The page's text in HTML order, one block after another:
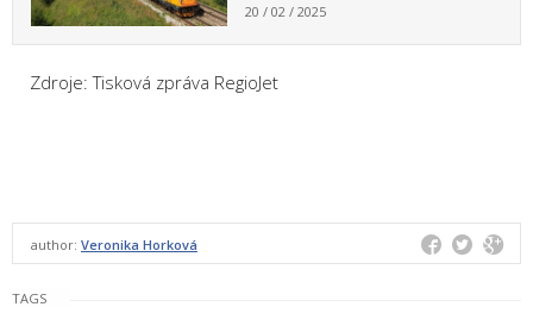
20 / 02 / 2025
Zdroje: Tisková zpráva RegioJet
author: Veronika Horková
TAGS